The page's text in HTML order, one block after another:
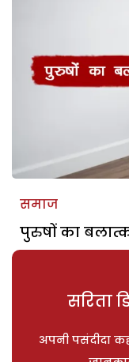
समाज
पुरुषों का
सरिता
अपनी पसंदीदा